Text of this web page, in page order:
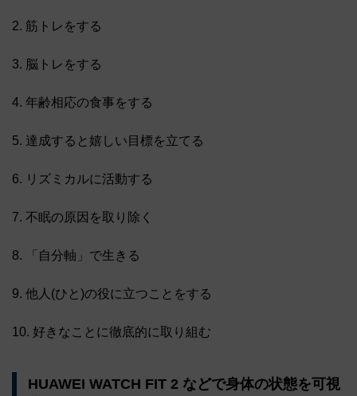
2. 筋トレをする
3. 脳トレをする
4. 年齢相応の食事をする
5. 達成すると嬉しい目標を立てる
6. リズミカルに活動する
7. 不眠の原因を取り除く
8. 「自分軸」で生きる
9. 他人(ひと)の役に立つことをする
10. 好きなことに徹底的に取り組む
HUAWEI WATCH FIT 2 などで身体の状態を可視